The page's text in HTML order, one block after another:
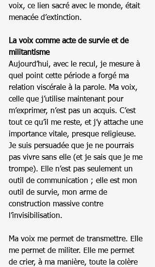
voix, ce lien sacré avec le monde, était
menacée d’extinction.
La voix comme acte de survie et de
militantisme
Aujourd’hui, avec le recul, je mesure à
quel point cette période a forgé ma
relation viscérale à la parole. Ma voix,
celle que j’utilise maintenant pour
m’exprimer, n’est pas un acquis. C’est
tout ce qu’il me reste, et j’y attache une
importance vitale, presque religieuse.
Je suis persuadée que je ne pourrais
pas vivre sans elle (et je sais que je me
trompe). Elle n’est pas seulement un
outil de communication ; elle est mon
outil de survie, mon arme de
construction massive contre
l’invisibilisation.
Ma voix me permet de transmettre. Elle
me permet de militer. Elle me permet
de crier, à ma manière, toute la colère